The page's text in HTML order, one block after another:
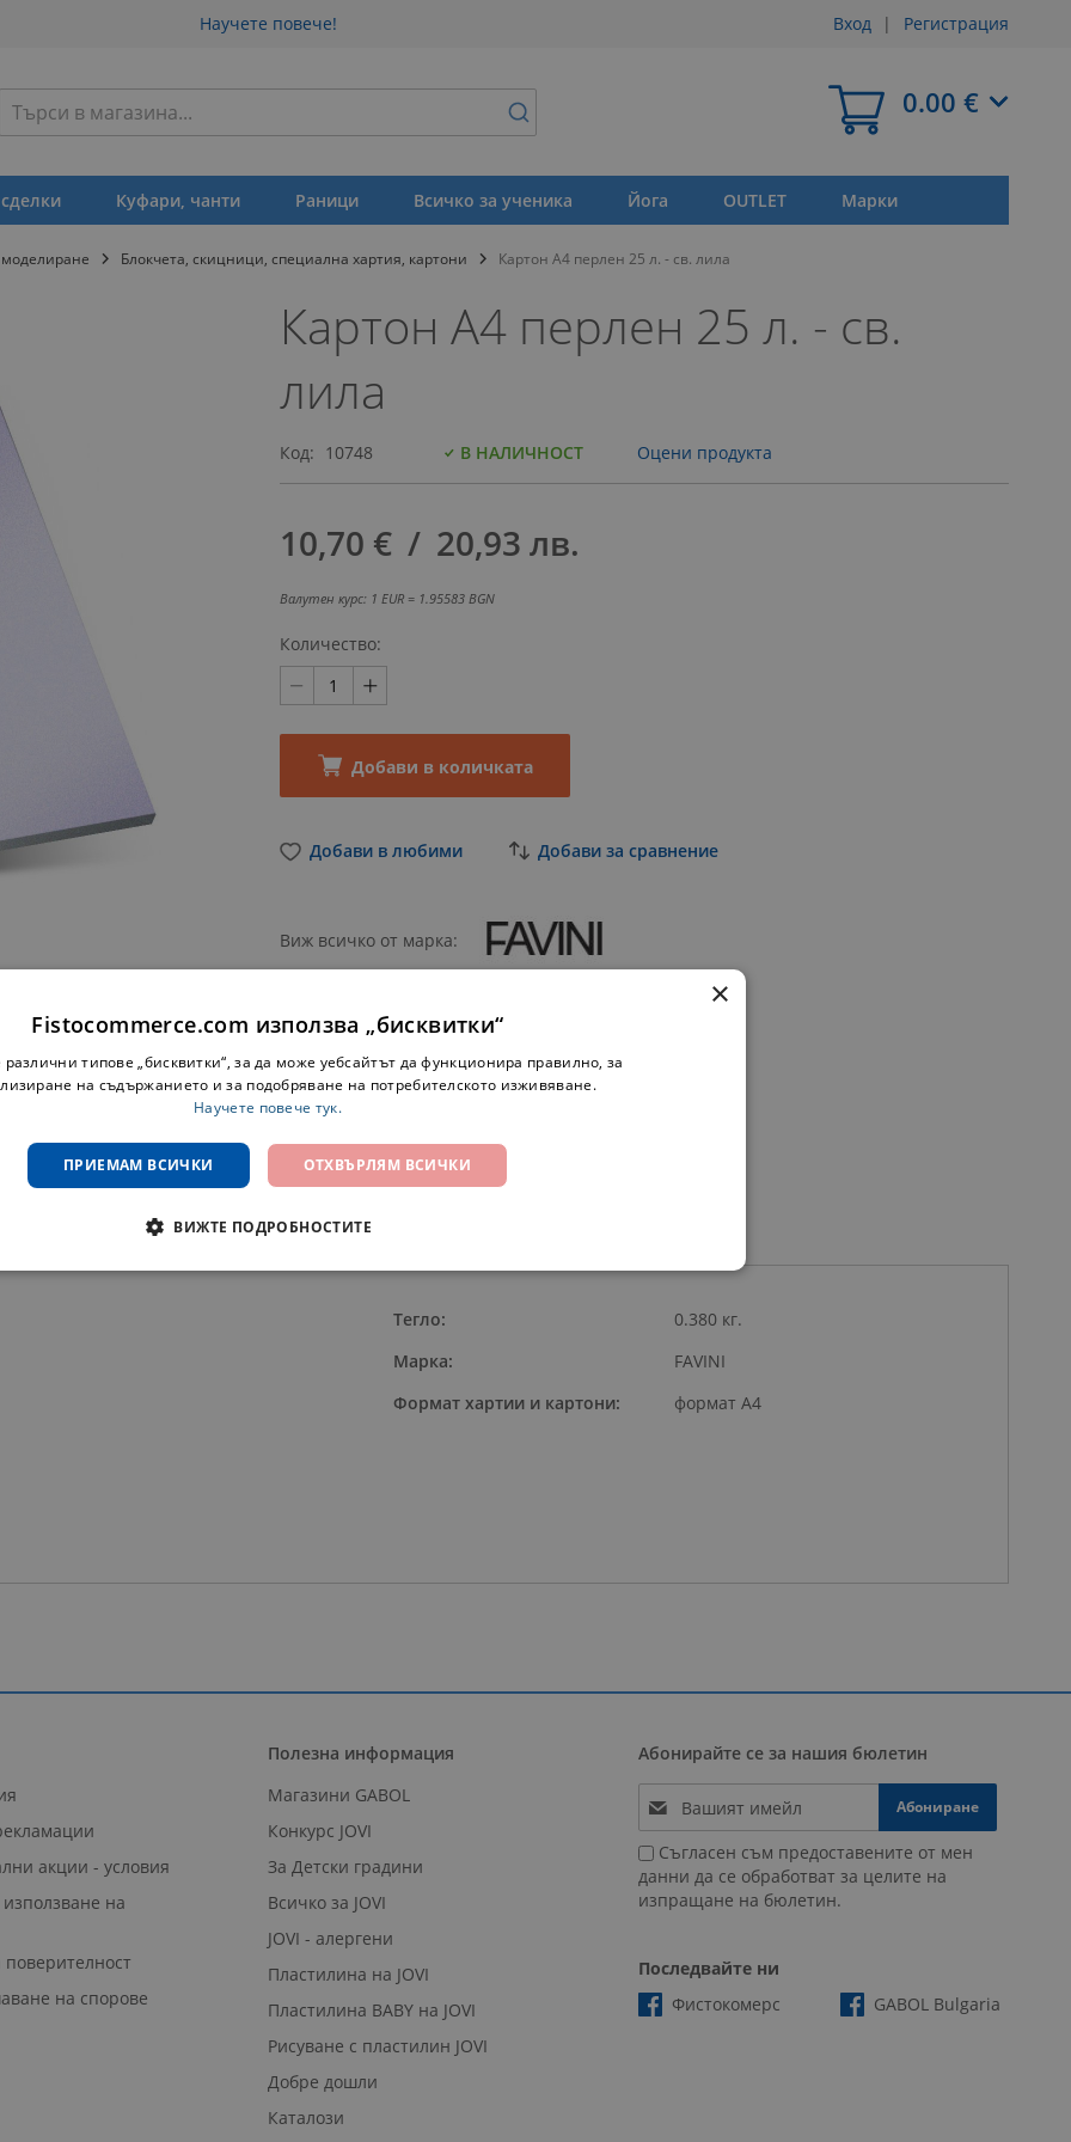
Научете повече!
Вход Регистрация
Моята количка
0.00 €
Търсене
Куфари, чанти Раници Всичко за ученика Йога OUTLET Марки
Блокчета, скицници, специална хартия, картони Картон А4 перлен 25 л. - св. лила
Картон А4 перлен 25 л. - св.
лила
В НАЛИЧНОСТ
Код 10748 Оцени продукта
10,70 € ‎/‎ 20,93 лв.
Валутен курс: 1 EUR = 1.95583 BGN
Количество
Добави в количката
Добави в любими Добави за сравнение
Виж всичко от марка
Тегло:
0.380 кг.
Марка:
FAVINI
Формат хартии и картони:
формат А4
акции - условия
на
на спорове
Полезна информация
Магазини GABOL
Конкурс JOVI
За Детски градини
Всичко за JOVI
JOVI - алергени
Пластилина на JOVI
Пластилина BABY на JOVI
Рисуване с пластилин JOVI
Добре дошли
Каталози
Абонирайте се за нашия бюлетин
Абониране
Съгласен съм предоставените от мен
данни да се обработват за целите на
изпращане на бюлетин.
Последвайте ни
Фистокомерс
GABOL Bulgaria
×
Fistocommerce.com използва „бисквитки“
типове „бисквитки“, за да може уебсайтът да функционира правилно, за
на съдържанието и за подобряване на потребителското изживяване.
Научете повече тук.
ПРИЕМАМ ВСИЧКИ ОТХВЪРЛЯМ ВСИЧКИ
ВИЖТЕ ПОДРОБНОСТИТЕ